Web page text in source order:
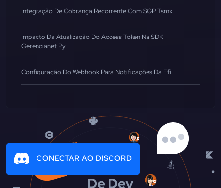
Integração De Cobrança Recorrente Com SGP Tsmx
Impacto Da Atualização Do Access Token Na SDK
Gerencianet Py
Configuração Do Webhook Para Notificações Da Efí
CONECTAR AO DISCORD